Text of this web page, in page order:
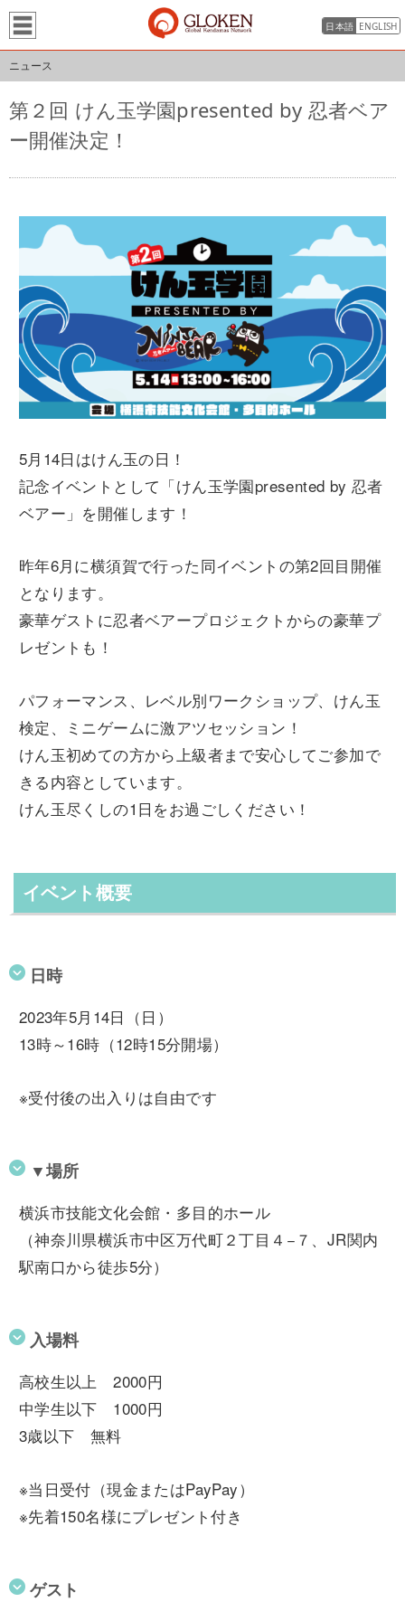
日本語 ENGLISH
ニュース
第２回 けん玉学園presented by 忍者ベア
ー開催決定！
5月14日はけん玉の日！
記念イベントとして「けん玉学園presented by 忍者
ベアー」を開催します！
昨年6月に横須賀で行った同イベントの第2回目開催
となります。
豪華ゲストに忍者ベアープロジェクトからの豪華プ
レゼントも！
パフォーマンス、レベル別ワークショップ、けん玉
検定、ミニゲームに激アツセッション！
けん玉初めての方から上級者まで安心してご参加で
きる内容としています。
けん玉尽くしの1日をお過ごしください！
イベント概要
日時
2023年5月14日（日）
13時～16時（12時15分開場）
※受付後の出入りは自由です
▼場所
横浜市技能文化会館・多目的ホール
（神奈川県横浜市中区万代町２丁目４−７、JR関内
駅南口から徒歩5分）
入場料
高校生以上 2000円
中学生以下 1000円
3歳以下 無料
※当日受付（現金またはPayPay）
※先着150名様にプレゼント付き
ゲスト